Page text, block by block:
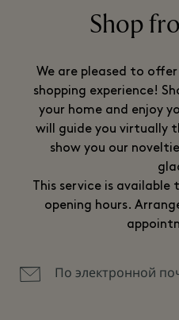
Shop
We are pleased to
shopping experience!
your home and enjoy
will guide you virtually
show you our
This service is
opening hours.
По электронной